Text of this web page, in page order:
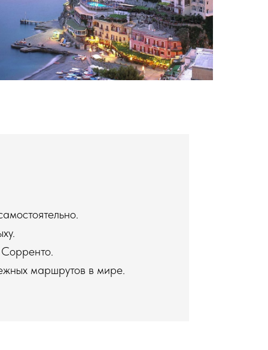
маршрутов в мире.